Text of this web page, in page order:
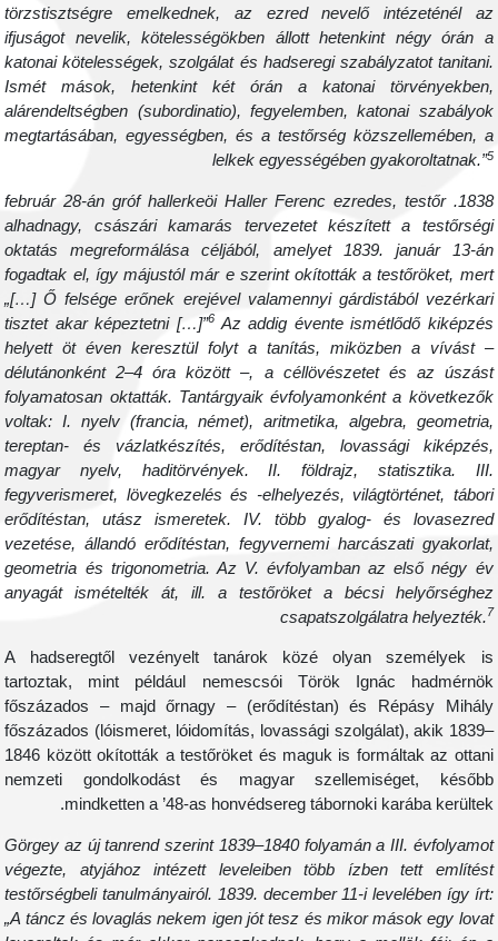
törzstisztségre emelkednek, az ezred nevelő intézeténél
ifjuságot nevelik, kötelességökben állott hetenkint négy órán
katonai kötelességek, szolgálat és hadseregi szabályzatot
Ismét mások, hetenkint két órán a katonai
alárendeltségben (subordinatio), fegyelemben, katonai
megtartásában, egyességben, és a testőrség közszellemében,
lelkek egyességében gyakoroltatnak.”
1838. február 28-án gróf hallerkeöi Haller Ferenc ezredes, testőr
alhadnagy, császári kamarás tervezetet készített a
oktatás megreformálása céljából, amelyet 1839. január 13-
fogadtak el, így májustól már e szerint okították a testőröket,
„[…] Ő felsége erőnek erejével valamennyi gárdistából
tisztet akar képeztetni […]” Az addig évente ismétlődő
helyett öt éven keresztül folyt a tanítás, miközben a vívást
délutánonként 2–4 óra között –, a céllövészetet és az
folyamatosan oktatták. Tantárgyaik évfolyamonként a
voltak: I. nyelv (francia, német), aritmetika, algebra,
tereptan- és vázlatkészítés, erődítéstan, lovassági
magyar nyelv, haditörvények. II. földrajz, statisztika.
fegyverismeret, lövegkezelés és -elhelyezés, világtörténet,
erődítéstan, utász ismeretek. IV. több gyalog- és
vezetése, állandó erődítéstan, fegyvernemi harcászati
geometria és trigonometria. Az V. évfolyamban az első négy
anyagát ismételték át, ill. a testőröket a bécsi
csapatszolgálatra helyezték.
A hadseregtől vezényelt tanárok közé olyan személyek
tartoztak, mint például nemescsói Török Ignác
főszázados – majd őrnagy – (erődítéstan) és Répásy
főszázados (lóismeret, lóidomítás, lovassági szolgálat), akik
1846 között okították a testőröket és maguk is formáltak az
nemzeti gondolkodást és magyar szellemiséget,
mindketten a ’48-as honvédsereg tábornoki karába
Görgey az új tanrend szerint 1839–1840 folyamán a III.
végezte, atyjához intézett leveleiben több ízben tett
testőrségbeli tanulmányairól. 1839. december 11-i levelében így
„A táncz és lovaglás nekem igen jót tesz és mikor mások egy